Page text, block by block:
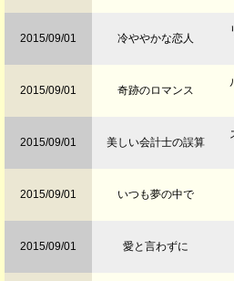
2015/09/01 冷ややかな恋人
2015/09/01 奇跡のロマンス
2015/09/01 美しい会計士の誤算
2015/09/01 いつも夢の中で
2015/09/01 愛と言わずに